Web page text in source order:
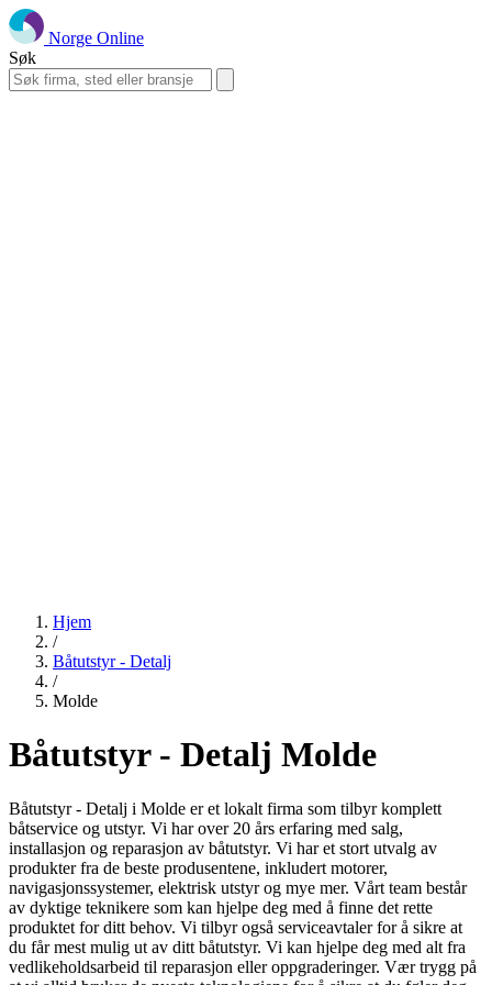
Norge Online
Søk
Hjem
/
Båtutstyr - Detalj
/
Molde
Båtutstyr - Detalj Molde
Båtutstyr - Detalj i Molde er et lokalt firma som tilbyr komplett
båtservice og utstyr. Vi har over 20 års erfaring med salg,
installasjon og reparasjon av båtutstyr. Vi har et stort utvalg av
produkter fra de beste produsentene, inkludert motorer,
navigasjonssystemer, elektrisk utstyr og mye mer. Vårt team består
av dyktige teknikere som kan hjelpe deg med å finne det rette
produktet for ditt behov. Vi tilbyr også serviceavtaler for å sikre at
du får mest mulig ut av ditt båtutstyr. Vi kan hjelpe deg med alt fra
vedlikeholdsarbeid til reparasjon eller oppgraderinger. Vær trygg på